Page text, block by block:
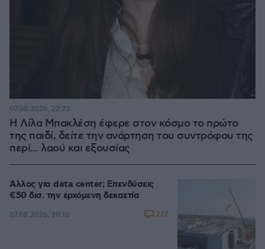
Η Λίλα Μπακλέση έφερε στον κόσμο το πρώτο
της παιδί, δείτε την ανάρτηση του συντρόφου της
περί... λαού και εξουσίας
07.08.2026, 22:23
Άλλος για data center; Επενδύσεις
€50 δισ. την ερχόμενη δεκαετία
07.08.2026, 20:16 227